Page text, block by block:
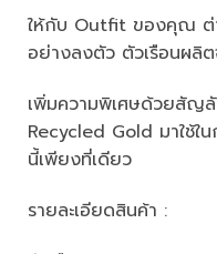
ให้กับ Outfit ของคุณ ต่
อย่างลงตัว ตัวเรือนผลิ
เพิ่มความพิเศษด้วยสั
Recycled Gold มาใช้ใ
นี้เพียงที่เดียว
รายละเอียดสินค้า :